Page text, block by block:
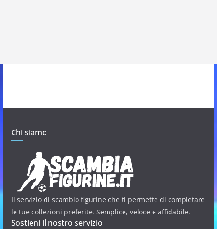
Chi siamo
Il servizio di scambio figurine che ti permette di completare
le tue collezioni preferite. Semplice, veloce e affidabile.
Sostieni il nostro servizio